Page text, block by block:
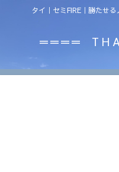
タイ｜セミFIRE｜勝たせ
＝＝＝＝ T H